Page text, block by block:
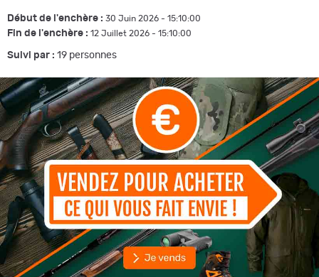
Début de l'enchère : 30 Juin 2026 - 15:10:00
Fin de l'enchère : 12 Juillet 2026 - 15:10:00
Suivi par : 19 personnes